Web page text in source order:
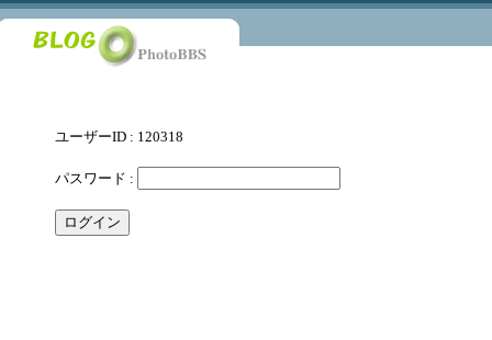
ユーザーID : 120318
パスワード :